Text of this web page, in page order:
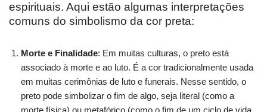
espirituais. Aqui estão algumas interpretações
comuns do simbolismo da cor preta:
Morte e Finalidade: Em muitas culturas, o preto está
associado à morte e ao luto. É a cor tradicionalmente usada
em muitas cerimônias de luto e funerais. Nesse sentido, o
preto pode simbolizar o fim de algo, seja literal (como a
morte física) ou metafórico (como o fim de um ciclo de vida,